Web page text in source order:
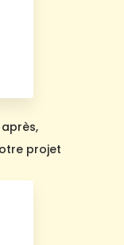
projet